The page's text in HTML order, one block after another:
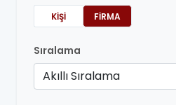
KIŞI FIRMA
Sıralama
Akıllı Sıralama